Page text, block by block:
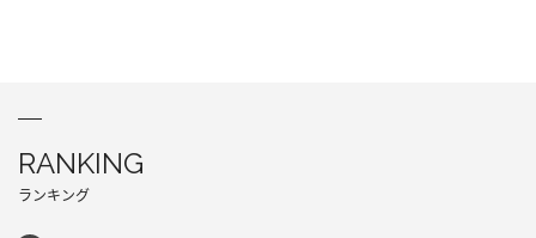
RANKING
ランキング